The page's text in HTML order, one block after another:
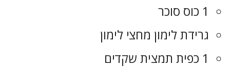
1 כוס סוכר
גרידת לימון מחצי לימון
1 כפית תמצית שקדים